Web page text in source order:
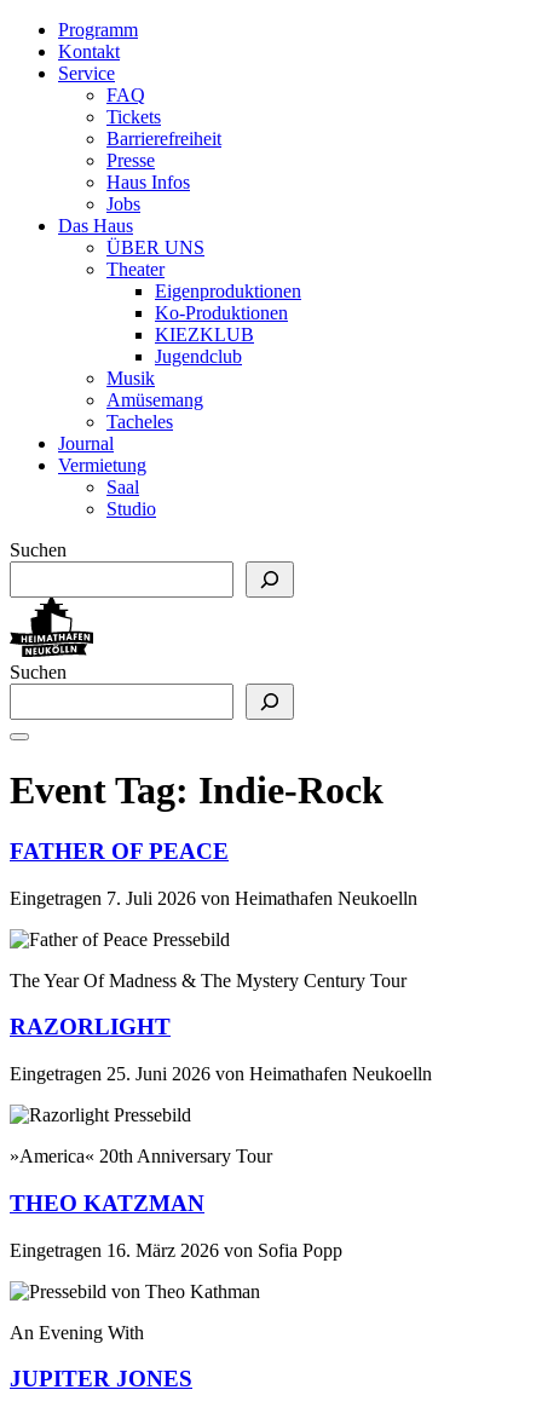
Programm
Kontakt
Service
FAQ
Tickets
Barrierefreiheit
Presse
Haus Infos
Jobs
Das Haus
ÜBER UNS
Theater
Eigenproduktionen
Ko-Produktionen
KIEZKLUB
Jugendclub
Musik
Amüsemang
Tacheles
Journal
Vermietung
Saal
Studio
Suchen
Suchen
Event Tag: Indie-Rock
FATHER OF PEACE
Eingetragen 7. Juli 2026 von Heimathafen Neukoelln
The Year Of Madness & The Mystery Century Tour
RAZORLIGHT
Eingetragen 25. Juni 2026 von Heimathafen Neukoelln
»America« 20th Anniversary Tour
THEO KATZMAN
Eingetragen 16. März 2026 von Sofia Popp
An Evening With
JUPITER JONES